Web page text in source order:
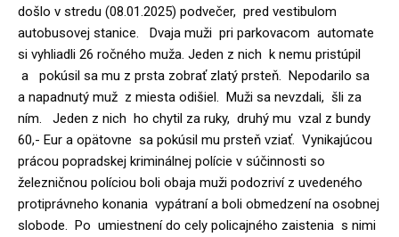
došlo v stredu (08.01.2025) podvečer, pred vestibulom
autobusovej stanice. Dvaja muži pri parkovacom automate
si vyhliadli 26 ročného muža. Jeden z nich k nemu pristúpil
a pokúsil sa mu z prsta zobrať zlatý prsteň. Nepodarilo sa
a napadnutý muž z miesta odišiel. Muži sa nevzdali, šli za
ním. Jeden z nich ho chytil za ruky, druhý mu vzal z bundy
60,- Eur a opätovne sa pokúsil mu prsteň vziať. Vynikajúcou
prácou popradskej kriminálnej polície v súčinnosti so
železničnou políciou boli obaja muži podozriví z uvedeného
protiprávneho konania vypátraní a boli obmedzení na osobnej
slobode. Po umiestnení do cely policajného zaistenia s nimi